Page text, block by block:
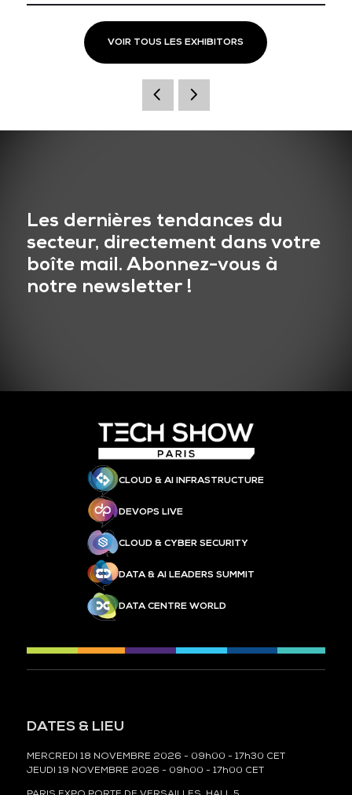
VOIR TOUS LES EXHIBITORS
Les dernières tendances du
secteur, directement dans votre
boîte mail. Abonnez-vous à
notre newsletter !
CLOUD & AI INFRASTRUCTURE
DEVOPS LIVE
CLOUD & CYBER SECURITY
DATA & AI LEADERS SUMMIT
DATA CENTRE WORLD
DATES & LIEU
MERCREDI 18 NOVEMBRE 2026 - 09h00 - 17h30 CET
JEUDI 19 NOVEMBRE 2026 - 09h00 - 17h00 CET